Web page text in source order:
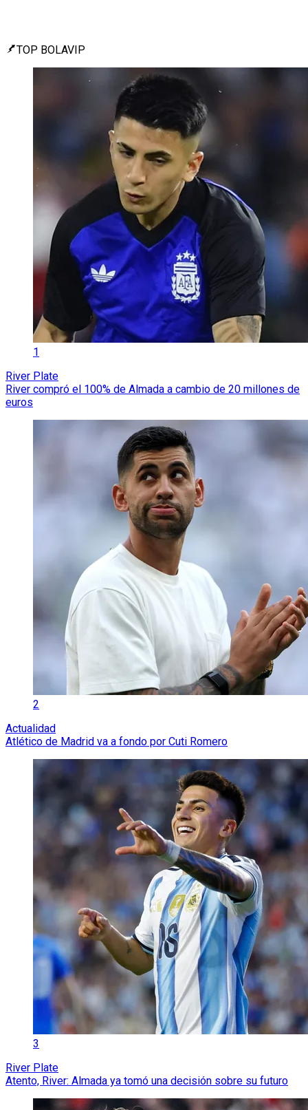
TOP BOLAVIP
1
River Plate
River compró el 100% de Almada a cambio de 20 millones de
euros
2
Actualidad
Atlético de Madrid va a fondo por Cuti Romero
3
River Plate
Atento, River: Almada ya tomó una decisión sobre su futuro